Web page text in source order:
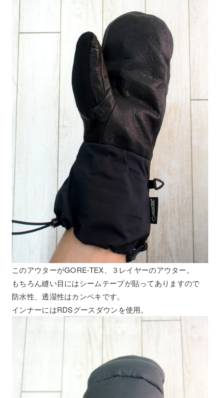
このアウターがGORE-TEX、３レイヤーのアウター。
もちろん縫い目にはシームテープが貼ってありますので
防水性、透湿性はカンペキです。
インナーにはRDSグースダウンを使用。